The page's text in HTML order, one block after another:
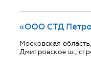
«ООО СТД
Московская
Дмитровское ш.,